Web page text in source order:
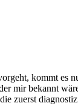
kommt es
mir bekannt
zuerst